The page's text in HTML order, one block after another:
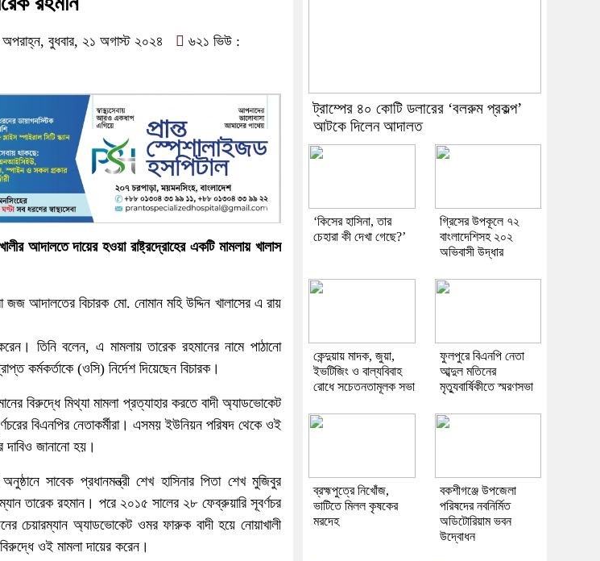
বুধবার, ২১ অগাস্ট ২০২৪ ৬২১ ভিউ :
আদালতে দায়ের হওয়া রাষ্ট্রদ্রোহের একটি মামলায় খালাস
আদালতের বিচারক মো. নোমান মহি উদ্দিন খালাসের এ রায়
তিনি বলেন, এ মামলায় তারেক রহমানের নামে পাঠানো
কর্মকর্তাকে (ওসি) নির্দেশ দিয়েছেন বিচারক।
বিরুদ্ধে মিথ্যা মামলা প্রত্যাহার করতে বাদী অ্যাডভোকেট
বিএনপির নেতাকর্মীরা। এসময় ইউনিয়ন পরিষদ থেকে ওই
জানানো হয়।
সাবেক প্রধানমন্ত্রী শেখ হাসিনার পিতা শেখ মুজিবুর
তারেক রহমান। পরে ২০১৫ সালের ২৮ ফেব্রুয়ারি সূবর্ণচর
চেয়ারম্যান অ্যাডভোকেট ওমর ফারুক বাদী হয়ে নোয়াখালী
ওই মামলা দায়ের করেন।
ট্রাম্পের ৪০ কোটি ডলারের ‘বলরুম প্রকল্প’
আটকে দিলেন আদালত
‘কিসের হাসিনা, তার
চেহারা কী দেখা গেছে?’
গ্রিসের উপকূলে ৭২
বাংলাদেশিসহ ২০২
অভিবাসী উদ্ধার
কেন্দুয়ায় মাদক, জুয়া,
ইভটিজিং ও বাল্যবিবাহ
রোধে সচেতনতামূলক সভা
ফুলপুরে বিএনপি নেতা
আব্দুল মতিনের
মৃত্যুবার্ষিকীতে স্মরণসভা
ব্রহ্মপুত্রে নিখোঁজ,
ভাটিতে মিলল কৃষকের
মরদেহ
বকশীগঞ্জে উপজেলা
পরিষদের নবনির্মিত
অডিটোরিয়াম ভবন
উদ্বোধন